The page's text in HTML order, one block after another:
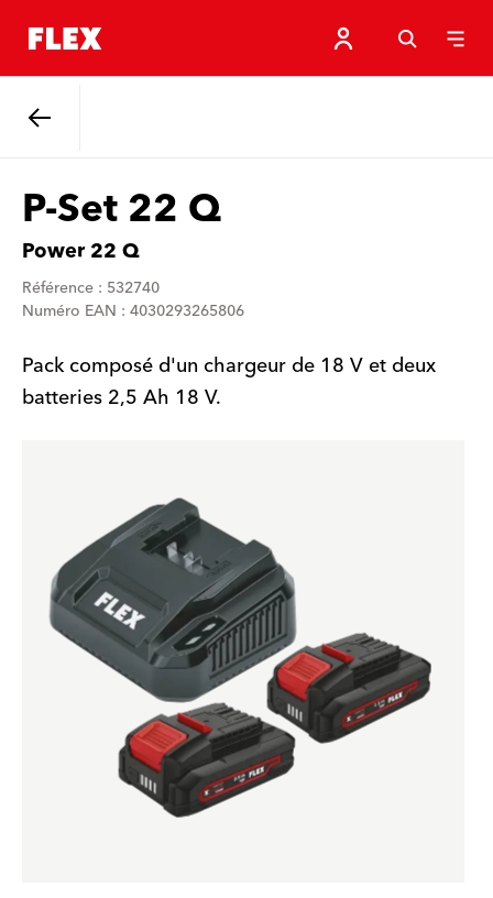
P-Set 22 Q
Power 22 Q
Référence : 532740
Numéro EAN : 4030293265806
Pack composé d'un chargeur de 18 V et deux
batteries 2,5 Ah 18 V.